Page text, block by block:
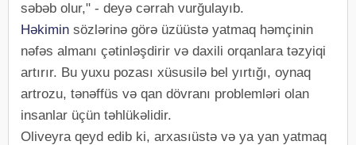
səbəb olur," - deyə cərrah vurğulayıb.
Həkimin sözlərinə görə üzüüstə yatmaq həmçinin
nəfəs almanı çətinləşdirir və daxili orqanlara təzyiqi
artırır. Bu yuxu pozası xüsusilə bel yırtığı, oynaq
artrozu, tənəffüs və qan dövranı problemləri olan
insanlar üçün təhlükəlidir.
Oliveyra qeyd edib ki, arxasıüstə və ya yan yatmaq